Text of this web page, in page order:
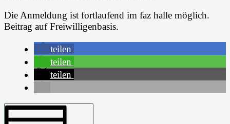
Die Anmeldung ist fortlaufend im faz halle möglich.
Beitrag auf Freiwilligenbasis.
teilen
teilen
teilen